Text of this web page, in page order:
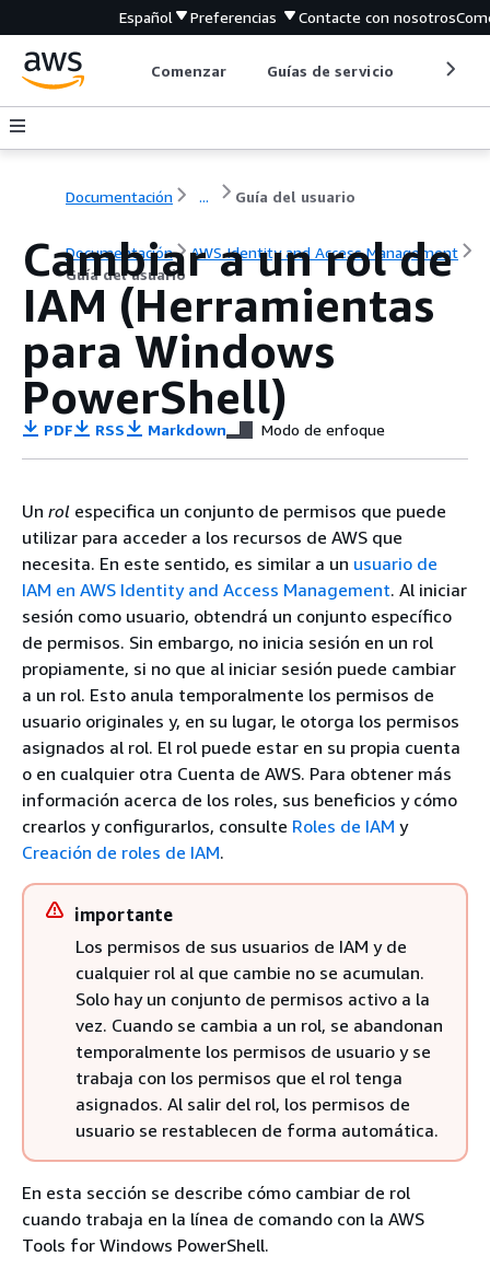
Español Preferencias Contacte con nosotros
Comenzar Guías de servicio
Documentación ... Guía del usuario
Documentación
AWS Identity and Access Management
Guía del usuario
Cambiar a un rol de
IAM (Herramientas
para Windows
PowerShell)
PDF RSS Markdown Modo de enfoque
Un rol especifica un conjunto de permisos que puede
utilizar para acceder a los recursos de AWS que
necesita. En este sentido, es similar a un usuario de
IAM en AWS Identity and Access Management. Al iniciar
sesión como usuario, obtendrá un conjunto específico
de permisos. Sin embargo, no inicia sesión en un rol
propiamente, si no que al iniciar sesión puede cambiar
a un rol. Esto anula temporalmente los permisos de
usuario originales y, en su lugar, le otorga los permisos
asignados al rol. El rol puede estar en su propia cuenta
o en cualquier otra Cuenta de AWS. Para obtener más
información acerca de los roles, sus beneficios y cómo
crearlos y configurarlos, consulte Roles de IAM y
Creación de roles de IAM.
importante
Los permisos de sus usuarios de IAM y de
cualquier rol al que cambie no se acumulan.
Solo hay un conjunto de permisos activo a la
vez. Cuando se cambia a un rol, se abandonan
temporalmente los permisos de usuario y se
trabaja con los permisos que el rol tenga
asignados. Al salir del rol, los permisos de
usuario se restablecen de forma automática.
En esta sección se describe cómo cambiar de rol
cuando trabaja en la línea de comando con la AWS
Tools for Windows PowerShell.